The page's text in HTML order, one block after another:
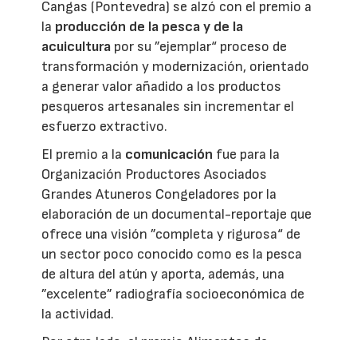
Cangas (Pontevedra) se alzó con el premio a
la producción de la pesca y de la
acuicultura por su ”ejemplar“ proceso de
transformación y modernización, orientado
a generar valor añadido a los productos
pesqueros artesanales sin incrementar el
esfuerzo extractivo.
El premio a la comunicación fue para la
Organización Productores Asociados
Grandes Atuneros Congeladores por la
elaboración de un documental-reportaje que
ofrece una visión ”completa y rigurosa“ de
un sector poco conocido como es la pesca
de altura del atún y aporta, además, una
”excelente” radiografía socioeconómica de
la actividad.